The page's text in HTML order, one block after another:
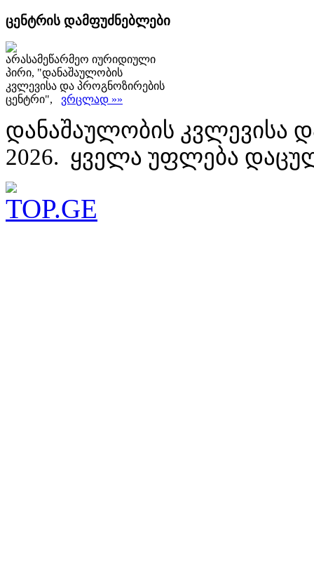
ცენტრის დამფუძნებლები
არასამეწარმეო იურიდიული
პირი, "დანაშაულობის
კვლევისა და პროგნოზირების
ცენტრი", ვრცლად »»
დანაშაულობის კვლევისა
2026. ყველა უფლება